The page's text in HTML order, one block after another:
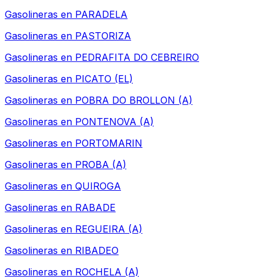
Gasolineras en PARADELA
Gasolineras en PASTORIZA
Gasolineras en PEDRAFITA DO CEBREIRO
Gasolineras en PICATO (EL)
Gasolineras en POBRA DO BROLLON (A)
Gasolineras en PONTENOVA (A)
Gasolineras en PORTOMARIN
Gasolineras en PROBA (A)
Gasolineras en QUIROGA
Gasolineras en RABADE
Gasolineras en REGUEIRA (A)
Gasolineras en RIBADEO
Gasolineras en ROCHELA (A)